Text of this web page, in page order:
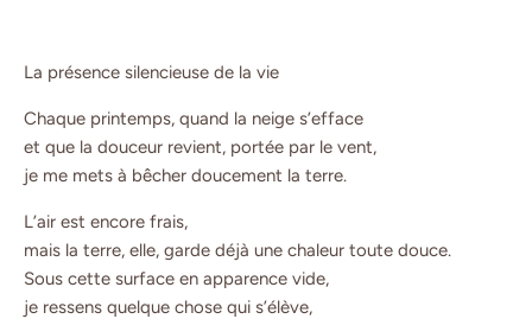
La présence silencieuse de la vie
Chaque printemps, quand la neige s’efface
et que la douceur revient, portée par le vent,
je me mets à bêcher doucement la terre.
L’air est encore frais,
mais la terre, elle, garde déjà une chaleur toute douce.
Sous cette surface en apparence vide,
je ressens quelque chose qui s’élève,